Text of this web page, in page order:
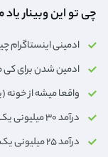
چی تو این وبینار یاد
ادمینی اینستاگرام
ادمین شدن برای کی
واقعا میشه از
درآمد ۳۰ میلیونی یک خانم خانه‌دار با ۲ فرزند از ادمینی
درآمد ۲۵ میلیونی یک دختر دانشجو از خوابگاه از ادمینی پیج‌ها